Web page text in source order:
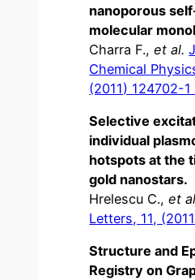
nanoporous
molecular
Charra F.,et al.
Chemical
(2011) 124702-
Selective
individual
hotspots at the
gold nanostars.
Hrelescu C.,et
Letters, 11,
Structure and
Registry on